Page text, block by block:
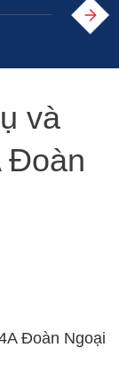
và
Đoàn
Đoàn Ngoại